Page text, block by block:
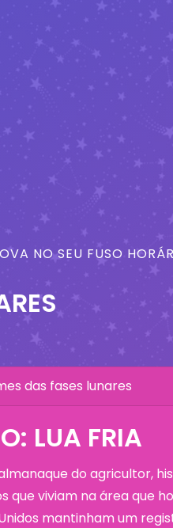
NO SEU FUSO
das fases lunares
LUA FRIA
do agricultor,
que viviam na área que
mantinham um